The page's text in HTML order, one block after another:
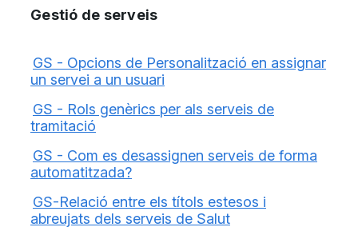
Gestió de serveis
GS - Opcions de Personalització en assignar
un servei a un usuari
GS - Rols genèrics per als serveis de
tramitació
GS - Com es desassignen serveis de forma
automatitzada?
GS-Relació entre els títols estesos i
abreujats dels serveis de Salut